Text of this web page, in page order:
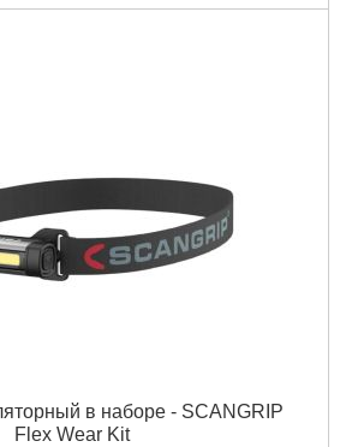
в наборе - SCANGRIP
Flex Wear Kit